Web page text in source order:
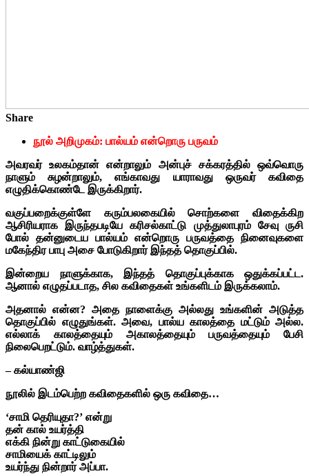
Share
நூல் அறிமுகம்: பால்யம் என்றொரு பருவம்
அவரவர் உலகம்தான் என்றாலும் அன்புச் சக்கரத்தில் ஒவ்வொரு
நாளும் சுழன்றாலும், எங்காவது யாராவது ஒருவர் கவிதை
எழுதிக்கொண்டே இருக்கிறார்.
வகுப்பறைக்குள்ளே கரும்பலகையில் சொற்களை விதைக்கிற
ஆசிரியராக இருந்தபடியே கரிசல்காட்டு முத்துலாபுரம் சேவு ருசி
போல் தன்னுடைய பால்யம் என்றொரு பருவத்தை நினைவுகளை
மகேந்திர பாபு அசை போடுகிறார் இந்தத் தொகுப்பில்.
இன்றைய நாளுக்காக, இந்தத் தொகுப்புக்காக ஒதுக்கப்பட்ட.
ஆனால் எழுதப்படாத, சில கவிதைகள் உங்களிடம் இருக்கலாம்.
அதனால் என்ன? அதை நாளைக்கு அல்லது உங்களின் அடுத்த
தொகுப்பில் எழுதுங்கள். அவை, பால்ய காலத்தை மட்டும் அல்ல.
எல்லாக் காலத்தையும் அகாலத்தையும் பருவத்தையும் பேசி
நிலைபெறட்டும். வாழ்த்துகள்.
– கல்யாண்ஜி
நூலில் இடம்பெற்ற கவிதைகளில் ஒரு கவிதை…
‘சாமி தெரியுதா?’ என்று
தன் கால் உயர்த்தி
எக்கி நின்று காட்டுகையில்
சாமியைக் காட்டிலும்
உயர்ந்து நின்றார் அப்பா.